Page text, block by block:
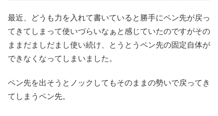
最近、どうも力を入れて書いていると勝手にペン先が戻っ
てきてしまって使いづらいなぁと感じていたのですがその
ままだましだまし使い続け、とうとうペン先の固定自体が
できなくなってしまいました。
ペン先を出そうとノックしてもそのままの勢いで戻ってき
てしまうペン先。